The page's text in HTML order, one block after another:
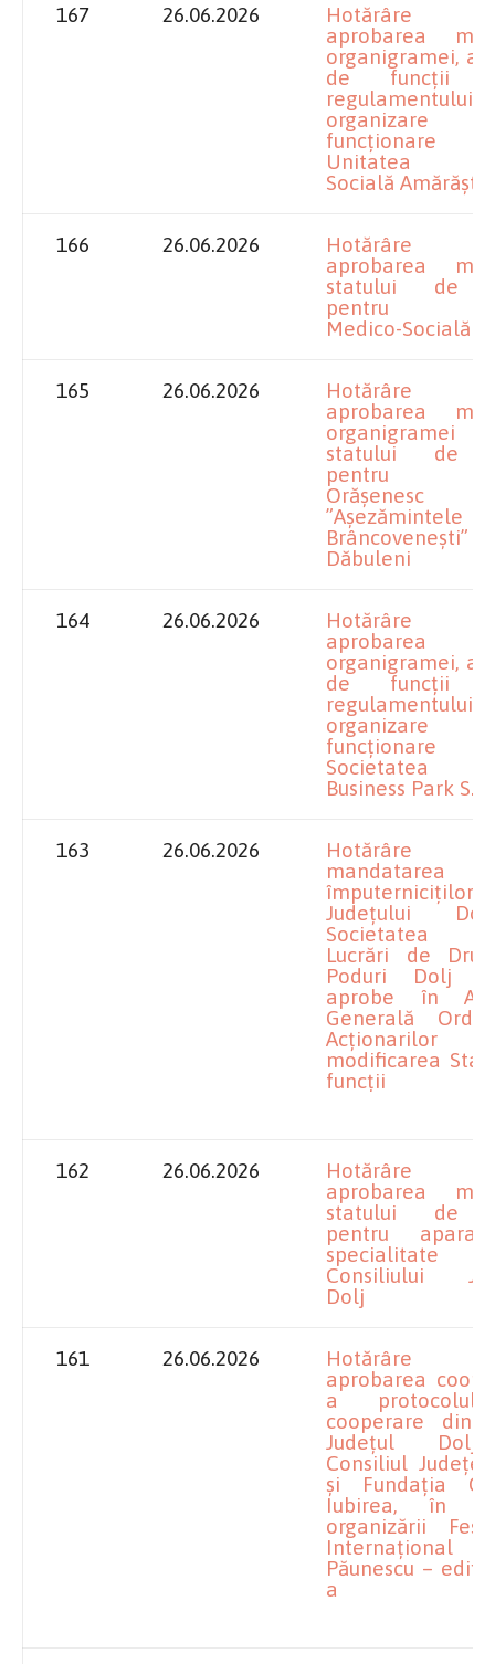
167 26.06.2026
Hotărâre
aprobarea
organigramei, a
de funcții
funcționare
Unitatea
Socială Amărăștii
166 26.06.2026
Hotărâre
aprobarea
statului de
pentru
Medico-Socială
165 26.06.2026 Hotărâre
aprobarea
statului de
pentru
Orășenesc
”Așezămintele
Brâncovenești”
Dăbuleni
164 26.06.2026
Hotărâre
aprobarea
organigramei, a
de funcții
funcționare
Societatea
Business Park
163 26.06.2026
Hotărâre
mandatarea
împuterniciților
Județului
Societatea
Lucrări de
Poduri Dolj
aprobe în
Generală
Acționarilor
modificarea
funcții
162 26.06.2026
Hotărâre
aprobarea
statului de
pentru
Consiliului
Dolj
161 26.06.2026
Hotărâre
aprobarea
a
cooperare
Județul
Consiliul
și Fundația
Iubirea, în
organizării
Internațional
Păunescu –
a